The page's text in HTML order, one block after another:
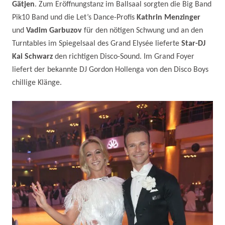
Gätjen. Zum Eröffnungstanz im Ballsaal sorgten die Big Band
Pik10 Band und die Let’s Dance-Profis Kathrin Menzinger
und Vadim Garbuzov für den nötigen Schwung und an den
Turntables im Spiegelsaal des Grand Elysée lieferte Star-DJ
Kai Schwarz den richtigen Disco-Sound. Im Grand Foyer
liefert der bekannte DJ Gordon Hollenga von den Disco Boys
chillige Klänge.